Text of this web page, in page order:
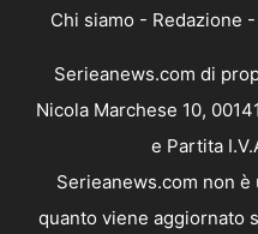
Chi siamo - Redazione -
Serieanews.com di
Nicola Marchese 10,
e Partita
Serieanews.com non
quanto viene aggiornato